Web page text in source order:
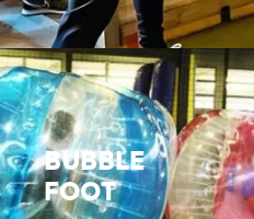
EN SAVOIR PLUS
BUBBLE
FOOT